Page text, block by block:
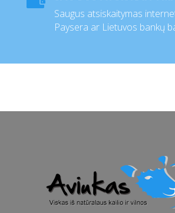
Saugus atsiskaitymas
Paysera ar Lietuvos bankų